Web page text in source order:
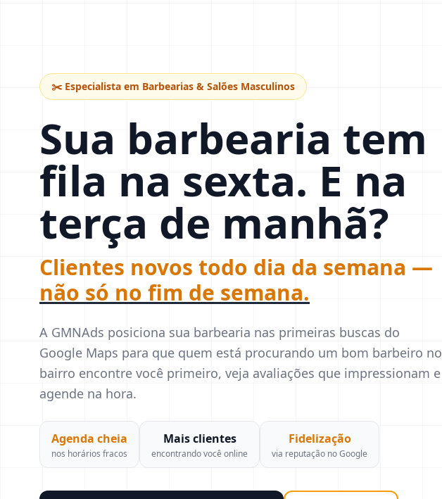
✂️ Especialista em Barbearias & Salões Masculinos
Sua barbearia tem
fila na sexta. E na
terça de manhã?
Clientes novos todo dia da semana —
não só no fim de semana.
A GMNAds posiciona sua barbearia nas primeiras buscas do
Google Maps para que quem está procurando um bom barbeiro no
bairro encontre você primeiro, veja avaliações que impressionam e
agende na hora.
Agenda cheia
nos horários fracos
Mais clientes
encontrando você online
Fidelização
via reputação no Google